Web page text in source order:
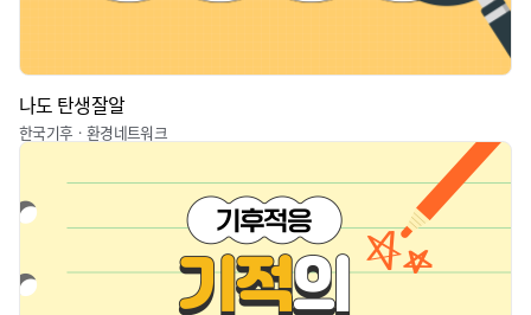
나도 탄생잘알
한국기후ㆍ환경네트워크